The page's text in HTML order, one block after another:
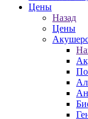
Цены
Назад
Цены